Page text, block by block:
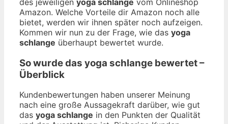
Amazon. Welche Vorteile dir Amazon noch alle
bietet, werden wir ihnen später noch aufzeigen.
Kommen wir nun zu der Frage, wie das yoga
schlange überhaupt bewertet wurde.
So wurde das yoga schlange bewertet –
Überblick
Kundenbewertungen haben unserer Meinung
nach eine große Aussagekraft darüber, wie gut
das yoga schlange in den Punkten der Qualität